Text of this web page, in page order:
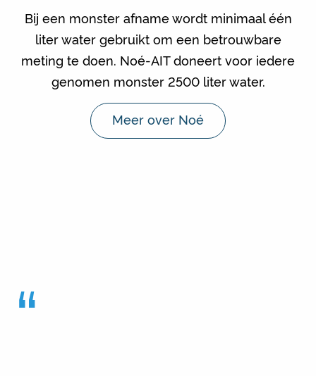
Bij een monster afname wordt minimaal één
liter water gebruikt om een betrouwbare
meting te doen. Noé-AIT doneert voor iedere
genomen monster 2500 liter water.
Meer over Noé
“